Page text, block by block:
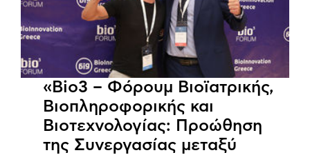
«Bio3 – Φόρουμ Βιοϊατρικής,
Βιοπληροφορικής και
Βιοτεχνολογίας: Προώθηση
της Συνεργασίας μεταξύ